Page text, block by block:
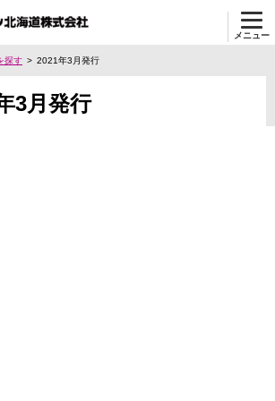
メニュー
探す 2021年3月発行
3月発行